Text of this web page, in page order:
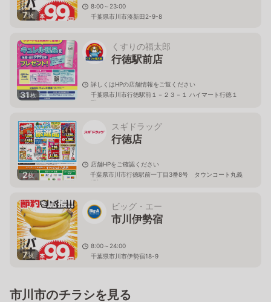
7枚
8:00～23:00
千葉県市川市湊新田2-9-8
31枚
くすりの福太郎
行徳駅前店
詳しくはHPの店舗情報をご覧ください
千葉県市川市行徳駅前１－２３－１ ハイマート行徳１
階
2枚
スギドラッグ
行徳店
店舗HPをご確認ください
千葉県市川市行徳駅前一丁目3番8号 タウンコート丸義
1階
7枚
ビッグ・エー
市川伊勢宿
8:00～24:00
千葉県市川市伊勢宿18-9
市川市のチラシを見る